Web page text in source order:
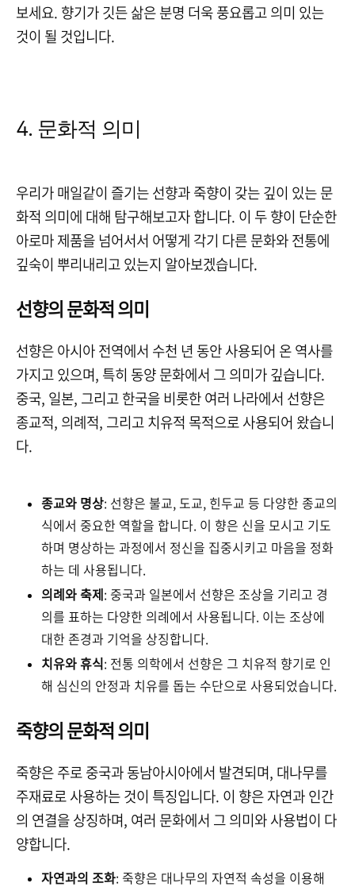
보세요. 향기가 깃든 삶은 분명 더욱 풍요롭고 의미 있는
것이 될 것입니다.
4. 문화적 의미
우리가 매일같이 즐기는 선향과 죽향이 갖는 깊이 있는 문
화적 의미에 대해 탐구해보고자 합니다. 이 두 향이 단순한
아로마 제품을 넘어서서 어떻게 각기 다른 문화와 전통에
깊숙이 뿌리내리고 있는지 알아보겠습니다.
선향의 문화적 의미
선향은 아시아 전역에서 수천 년 동안 사용되어 온 역사를
가지고 있으며, 특히 동양 문화에서 그 의미가 깊습니다.
중국, 일본, 그리고 한국을 비롯한 여러 나라에서 선향은
종교적, 의례적, 그리고 치유적 목적으로 사용되어 왔습니
다.
종교와 명상: 선향은 불교, 도교, 힌두교 등 다양한 종교의
식에서 중요한 역할을 합니다. 이 향은 신을 모시고 기도
하며 명상하는 과정에서 정신을 집중시키고 마음을 정화
하는 데 사용됩니다.
의례와 축제: 중국과 일본에서 선향은 조상을 기리고 경
의를 표하는 다양한 의례에서 사용됩니다. 이는 조상에
대한 존경과 기억을 상징합니다.
치유와 휴식: 전통 의학에서 선향은 그 치유적 향기로 인
해 심신의 안정과 치유를 돕는 수단으로 사용되었습니다.
죽향의 문화적 의미
죽향은 주로 중국과 동남아시아에서 발견되며, 대나무를
주재료로 사용하는 것이 특징입니다. 이 향은 자연과 인간
의 연결을 상징하며, 여러 문화에서 그 의미와 사용법이 다
양합니다.
자연과의 조화: 죽향은 대나무의 자연적 속성을 이용해